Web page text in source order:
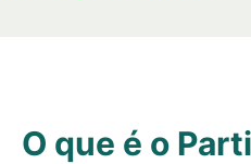
O que é o